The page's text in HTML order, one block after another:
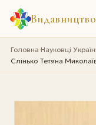
Головна›Науковці
Слінько Тетяна